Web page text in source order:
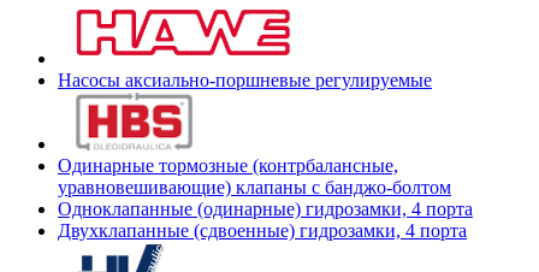
Насосы аксиально-поршневые регулируемые
Одинарные тормозные (контрбалансные,
уравновешивающие) клапаны с банджо-болтом
Одноклапанные (одинарные) гидрозамки, 4 порта
Двухклапанные (сдвоенные) гидрозамки, 4 порта